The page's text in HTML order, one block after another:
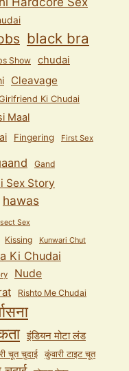
black bra
Show chudai
Cleavage
Ki Chudai
Maal
Fingering First Sex
Gand
Sex Story
hawas
Sex
Kissing Kunwari Chut
Ki Chudai
Nude
Rishto Me Chudai
इंडियन मोटा लंड
चूत चुदाई कुंवारी टाइट चूत